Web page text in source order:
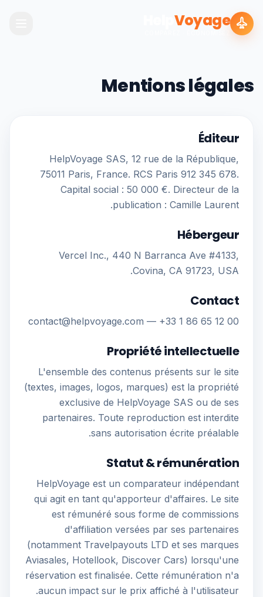
Voyage
Mentions légales
Éditeur
HelpVoyage SAS, 12 rue de la République,
75011 Paris, France. RCS Paris 912 345 678.
Capital social : 50 000 €. Directeur de la
publication : Camille Laurent.
Hébergeur
Vercel Inc., 440 N Barranca Ave #4133,
Covina, CA 91723, USA.
Contact
contact@helpvoyage.com — +33 1 86 65 12 00
Propriété intellectuelle
L'ensemble des contenus présents sur le site
(textes, images, logos, marques) est la propriété
exclusive de HelpVoyage SAS ou de ses
partenaires. Toute reproduction est interdite
sans autorisation écrite préalable.
Statut & rémunération
HelpVoyage est un comparateur indépendant
qui agit en tant qu'apporteur d'affaires. Le site
est rémunéré sous forme de commissions
d'affiliation versées par ses partenaires
(notamment Travelpayouts LTD et ses marques
Aviasales, Hotellook, Discover Cars) lorsqu'une
réservation est finalisée. Cette rémunération n'a
aucun impact sur le prix affiché à l'utilisateur.